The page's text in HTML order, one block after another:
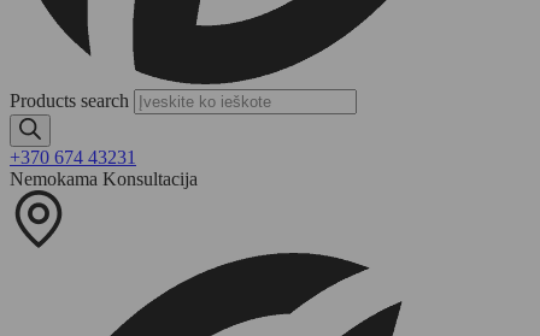
Products search
+370 674 43231
Nemokama Konsultacija